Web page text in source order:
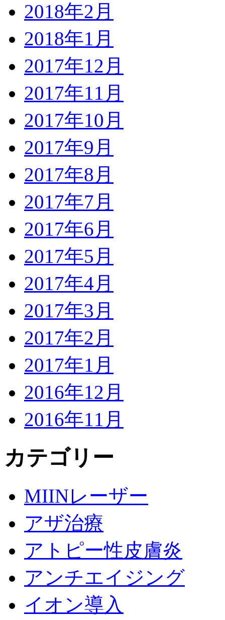
2018年2月
2018年1月
2017年12月
2017年11月
2017年10月
2017年9月
2017年8月
2017年7月
2017年6月
2017年5月
2017年4月
2017年3月
2017年2月
2017年1月
2016年12月
2016年11月
カテゴリー
MIINレーザー
アザ治療
アトピー性皮膚炎
アンチエイジング
イオン導入